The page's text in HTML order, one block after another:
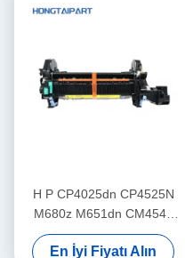
H P CP4025dn CP4525N
M680z M651dn CM4540
Füzer Kiti 110V/220V
CE246A CE247A CC493-
En İyi Fiyatı Alın